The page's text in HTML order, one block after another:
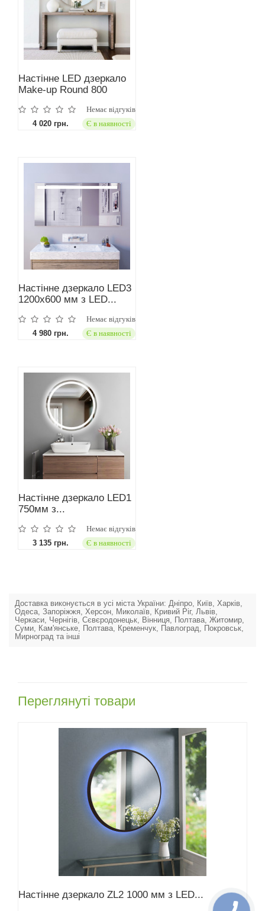
Настінне LED дзеркало
Make-up Round 800
Немає відгуків
4 020 грн.
Є в наявності
Настінне дзеркало LED3
1200x600 мм з LED...
Немає відгуків
4 980 грн.
Є в наявності
Настінне дзеркало LED1
750мм з...
Немає відгуків
3 135 грн.
Є в наявності
Доставка виконується в усі міста України: Дніпро, Київ, Харків,
Одеса, Запоріжжя, Херсон, Миколаїв, Кривий Ріг, Львів,
Черкаси, Чернігів, Сєвєродонецьк, Вінниця, Полтава, Житомир,
Суми, Кам'янське, Полтава, Кременчук, Павлоград, Покровськ,
Мирноград та інші
Переглянуті товари
Настінне дзеркало ZL2 1000 мм з LED...